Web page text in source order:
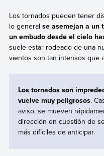
Los tornados pueden tener
lo general se asemejan a un
un embudo desde el cielo
suele estar rodeado de una
vientos son tan intensos que
Los tornados son
vuelve muy peligrosos.
aviso, se mueven
dirección en cuestión de
más difíciles de anticipar.